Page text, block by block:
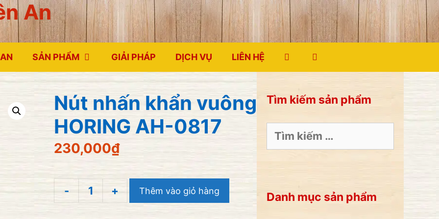
An
SẢN PHẨM GIẢI PHÁP DỊCH VỤ LIÊN HỆ
Nút nhấn khẩn vuông
HORING AH-0817
230,000₫
- + Thêm vào giỏ hàng
Tìm kiếm sản phẩm
kiếm
cho:
Danh mục sản phẩm